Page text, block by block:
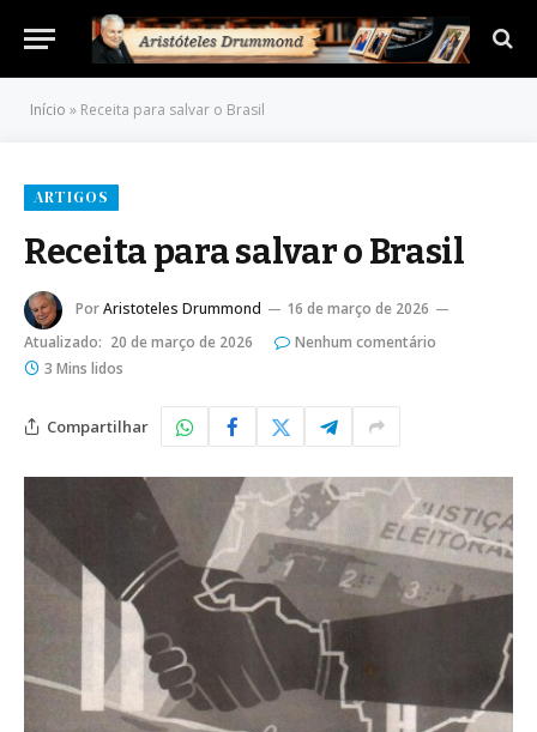
Início » Receita para salvar o Brasil
ARTIGOS
Receita para salvar o Brasil
PorAristoteles Drummond
16 de março de 2026
Atualizado: 20 de março de 2026
Nenhum comentário
3 Mins lidos
Compartilhar